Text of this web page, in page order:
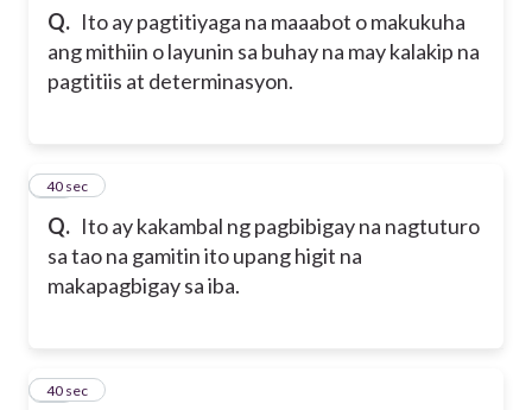
Q. Ito ay pagtitiyaga na maaabot o makukuha
ang mithiin o layunin sa buhay na may kalakip na
pagtitiis at determinasyon.
Q. Ito ay kakambal ng pagbibigay na nagtuturo
sa tao na gamitin ito upang higit na
makapagbigay sa iba.
36
40 sec
37
40 sec